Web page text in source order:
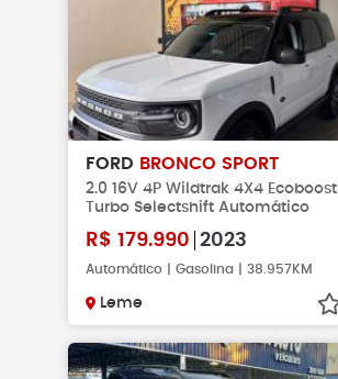
FORD BRONCO SPORT
2.0 16V 4P Wildtrak 4X4 Ecoboost
Turbo Selectshift Automático
R$ 179.990 2023
Automático | Gasolina | 38.957KM
Leme